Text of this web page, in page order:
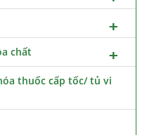
chất
thuốc cấp tốc/ tủ vi